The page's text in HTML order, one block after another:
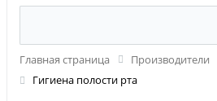
Главная страница Производители
Гигиена полости рта